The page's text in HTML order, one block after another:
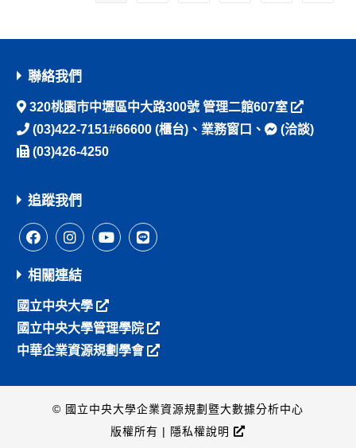
聯絡我們
320桃園市中壢區中大路300號 管理二館607室
(03)422-7151#66600 (櫃台)、 業務窗口 、
(洽談)
(03)426-4250
追蹤我們
相關連結
國立中央大學
國立中央大學管理學院
中華企業資源規劃學會
© 國立中央大學企業資源規劃暨大數據分析中心
版權所有 | 隱私權說明